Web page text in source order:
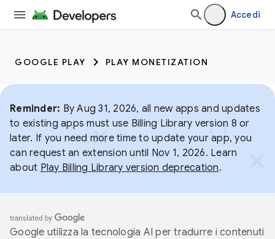
Accedi
GOOGLE PLAY PLAY MONETIZATION
Reminder: By Aug 31, 2026, all new apps and updates
to existing apps must use Billing Library version 8 or
later. If you need more time to update your app, you
can request an extension until Nov 1, 2026. Learn
about Play Billing Library version deprecation.
Google utilizza la tecnologia AI per tradurre i contenuti